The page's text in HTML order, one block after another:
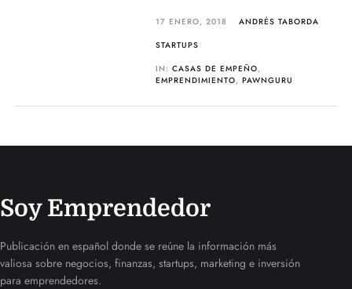
17 ENERO, 2018
ANDRÉS TABORDA
STARTUPS
IN:CASAS DE EMPEÑO,
EMPRENDIMIENTO,PAWNGURU
Soy Emprendedor
Publicación en español donde se reúne la información más
valiosa sobre negocios, finanzas, startups, marketing e inversión
para emprendedores.